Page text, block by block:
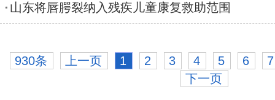
山东将唇腭裂纳入残疾儿童康复救助范围
930条 上一页 1 2 3 4 5 6
7
下一页